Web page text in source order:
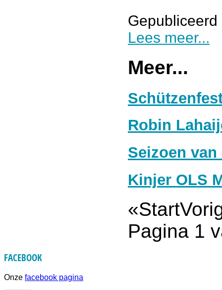
Gepubliceerd
Lees meer...
Meer...
Robin
Seizoen van
Kinjer OLS
«Start
Pagina 1
FACEBOOK
Onze facebook pagina